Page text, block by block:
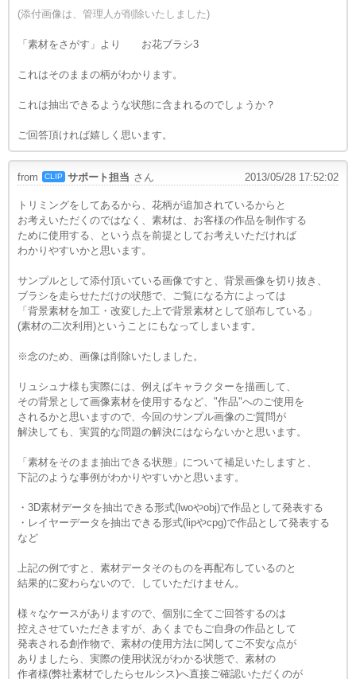
(添付画像は、管理人が削除いたしました)
「素材をさがす」より お花ブラシ3
これはそのままの柄がわかります。
これは抽出できるような状態に含まれるのでしょうか？
ご回答頂ければ嬉しく思います。
from CLIP サポート担当 さん 2013/05/28 17:52:02
トリミングをしてあるから、花柄が追加されているからと
お考えいただくのではなく、素材は、お客様の作品を制作する
ために使用する、という点を前提としてお考えいただければ
わかりやすいかと思います。
サンプルとして添付頂いている画像ですと、背景画像を切り抜き、
ブラシを走らせただけの状態で、ご覧になる方によっては
「背景素材を加工・改変した上で背景素材として頒布している」
(素材の二次利用)ということにもなってしまいます。
※念のため、画像は削除いたしました。
リュシュナ様も実際には、例えばキャラクターを描画して、
その背景として画像素材を使用するなど、"作品"へのご使用を
されるかと思いますので、今回のサンプル画像のご質問が
解決しても、実質的な問題の解決にはならないかと思います。
「素材をそのまま抽出できる状態」について補足いたしますと、
下記のような事例がわかりやすいかと思います。
・3D素材データを抽出できる形式(lwoやobj)で作品として発表する
・レイヤーデータを抽出できる形式(lipやcpg)で作品として発表する
など
上記の例ですと、素材データそのものを再配布しているのと
結果的に変わらないので、していただけません。
様々なケースがありますので、個別に全てご回答するのは
控えさせていただきますが、あくまでもご自身の作品として
発表される創作物で、素材の使用方法に関してご不安な点が
ありましたら、実際の使用状況がわかる状態で、素材の
作者様(弊社素材でしたらセルシス)へ直接ご確認いただくのが